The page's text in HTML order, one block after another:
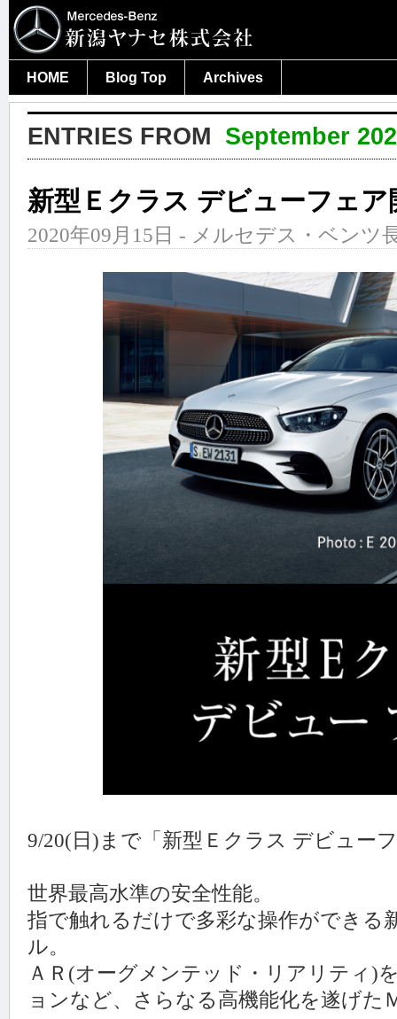
HOME Blog Top Archives
ENTRIES FROM September
新型Ｅクラス デビューフェア
2020年09月15日 - メルセデス・ベンツ
9/20(日)まで「新型Ｅクラス デビュー
世界最高水準の安全性能。
指で触れるだけで多彩な操作ができる
ル。
ＡＲ(オーグメンテッド・リアリティ)
ョンなど、さらなる高機能化を遂げた